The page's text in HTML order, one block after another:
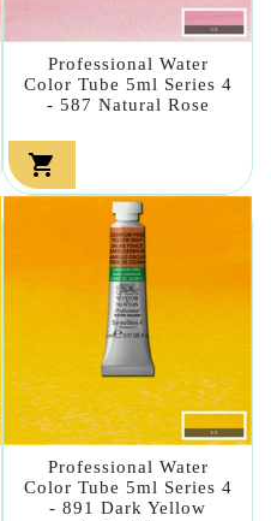
Professional Water
Color Tube 5ml Series 4
- 587 Natural Rose

Professional Water
Color Tube 5ml Series 4
- 891 Dark Yellow